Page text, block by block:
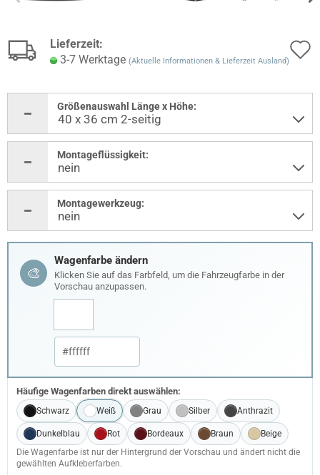
Lieferzeit:
3-7 Werktage (Aktuelle Informationen & Lieferzeit Ausland)
Größenauswahl Länge x Höhe:
Montageflüssigkeit:
Montagewerkzeug:
🎨
Wagenfarbe ändern
Klicken Sie auf das Farbfeld, um die Fahrzeugfarbe in der
Vorschau anzupassen.
Häufige Wagenfarben direkt auswählen:
Schwarz Weiß Grau Silber Anthrazit
Dunkelblau Rot Bordeaux Braun
Beige
Die Wagenfarbe ist nur der Hintergrund der Vorschau und ändert nicht die
gewählten Aufkleberfarben.